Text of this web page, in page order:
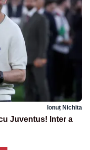
Ionuț Nichita
Juventus! Inter a